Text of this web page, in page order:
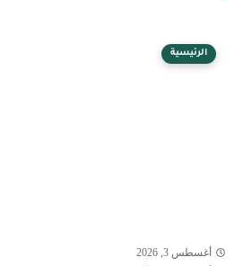
الرئيسية
أغسطس 3, 2026